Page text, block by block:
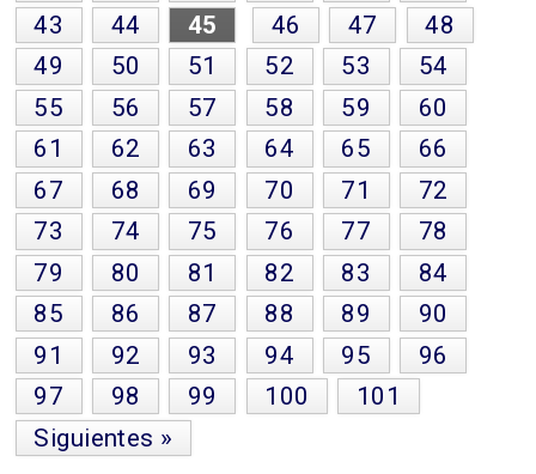
43
44 45 46 47
48
49
50 51 52 53
54
55
56 57 58 59
60
61
62 63 64 65
66
67
68 69 70 71
72
73
74 75 76 77
78
79
80 81 82 83
84
85
86 87 88 89
90
91
92 93 94 95
96
97
98 99 100
101
Siguientes »